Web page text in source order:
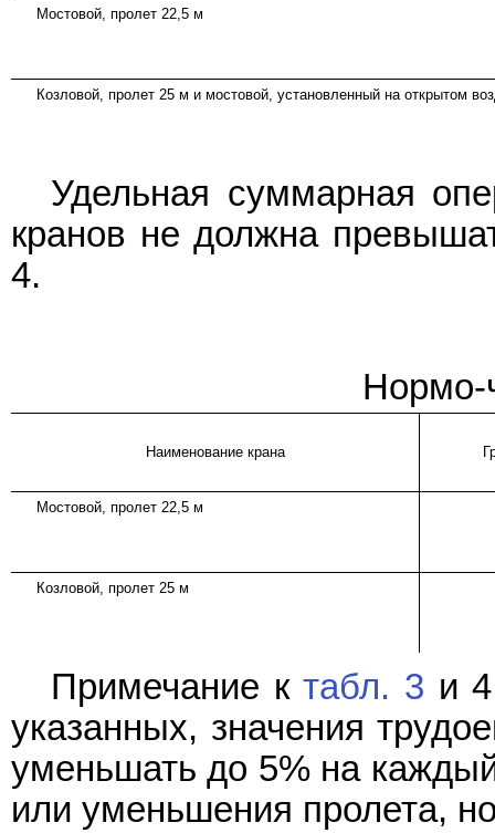
Мостовой, пролет 22,5 м
Козловой, пролет 25 м и мостовой, установленный на открытом
Удельная суммарная
кранов не должна
4.
Нормо-
Наименование крана
Мостовой, пролет 22,5 м
Козловой, пролет 25 м
Примечание ктабл. 3 и
указанных, значения
уменьшать до 5% на
или уменьшения пролета,